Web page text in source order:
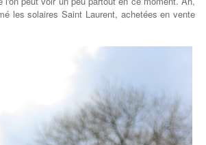
les solaires Saint Laurent, achetées en vente